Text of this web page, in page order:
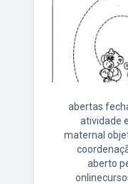
abertas
atividade
maternal
aberto